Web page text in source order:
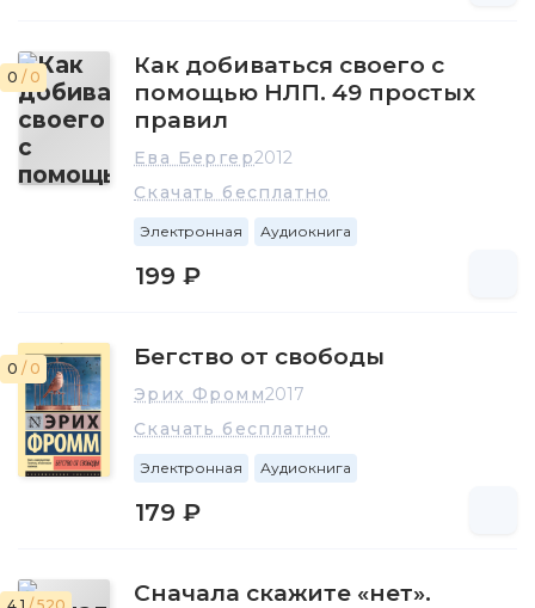
0 / 0
Как добиваться своего с
помощью НЛП. 49 простых
правил
Ева Бергер2012
Скачать бесплатно
Электронная Аудиокнига
199 ₽
0 / 0 Бегство от свободы
Эрих Фромм2017
Скачать бесплатно
Электронная Аудиокнига
179 ₽
Сначала скажите «нет».